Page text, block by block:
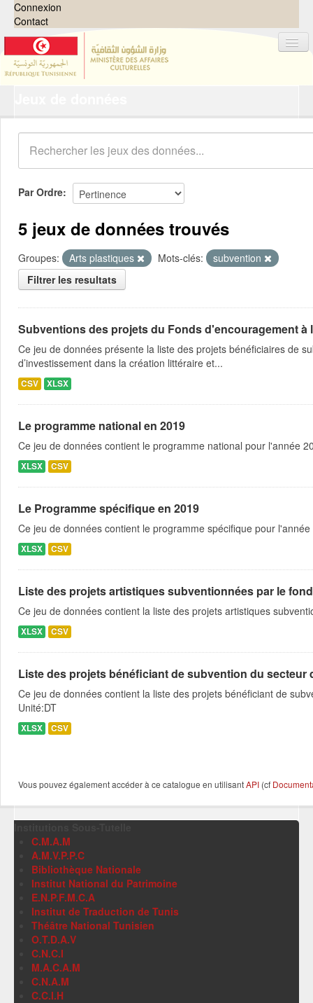
Connexion
Contact
Organisations
Groupes
Demandes 0
À propos
Par Ordre
5 jeux de données trouvés
Groupes: Arts plastiques Mots-clés:
subvention
Filtrer les resultats
Subventions des projets du Fonds d'encouragement à
Ce jeu de données présente la liste des projets bénéficiaires de
d’investissement dans la création littéraire et...
CSV XLSX
Le programme national en 2019
Ce jeu de données contient le programme national pour l'année
XLSX CSV
Le Programme spécifique en 2019
Ce jeu de données contient le programme spécifique pour
XLSX CSV
Liste des projets artistiques subventionnées par le
Ce jeu de données contient la liste des projets artistiques
XLSX CSV
Liste des projets bénéficiant de subvention du secteur
Ce jeu de données contient la liste des projets bénéficiant de
Unité:DT
XLSX CSV
Vous pouvez également accéder à ce catalogue en utilisantAPI (cf
C.M.A.M
A.M.V.P.P.C
Bibliothèque Nationale
Institut National du Patrimoine
E.N.P.F.M.C.A
Institut de Traduction de Tunis
Théâtre National Tunisien
O.T.D.A.V
C.N.C.I
M.A.C.A.M
C.N.A.M
C.C.I.H